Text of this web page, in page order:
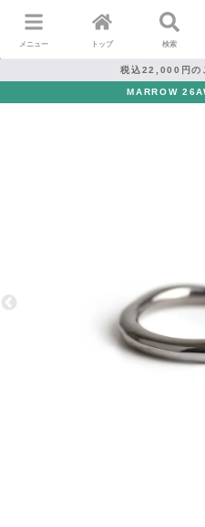
メニュー トップ 検索
税込22,000円の
MARROW